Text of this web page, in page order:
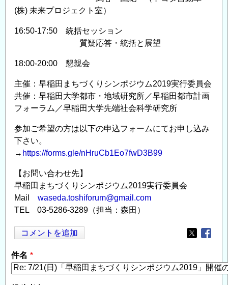
(株) 未来プロジェクト室）
16:50-17:50 統括セッション
質疑応答・統括と展望
18:00-20:00 懇親会
主催：早稲田まちづくりシンポジウム2019実行委員会
共催：早稲田大学都市・地域研究所／早稲田都市計画
フォーラム／早稲田大学先端社会科学研究所
参加ご希望の方は以下の申込フォームにてお申し込み
下さい。
→ https://forms.gle/nHruCb1Eo7fwD3B99
【お問い合わせ先】
早稲田まちづくりシンポジウム2019実行委員会
Mail waseda.toshiforum@gmail.com
TEL 03-5286-3289（担当：森田）
コメントを追加
Opens in
件名